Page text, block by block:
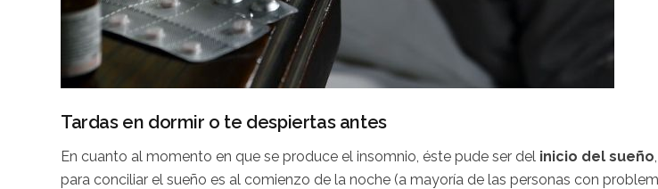
Tardas en dormir o te despiertas antes
En cuanto al momento en que se produce el insomnio, éste pude ser del inicio del sueño
para conciliar el sueño es al comienzo de la noche (a mayoría de las personas con